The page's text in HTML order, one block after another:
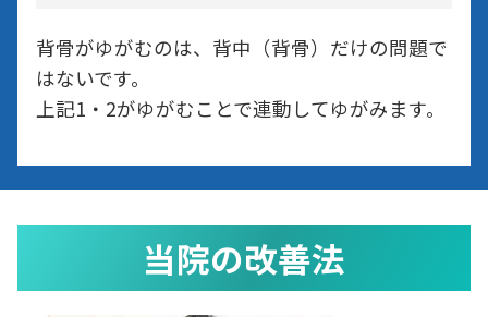
背骨がゆがむのは、背中（背骨）だけの問題で
はないです。
上記1・2がゆがむことで連動してゆがみます。
当院の改善法